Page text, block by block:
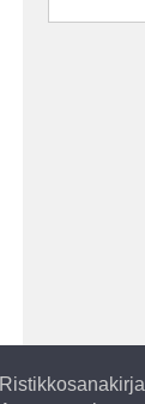
Ristikkosanakirja